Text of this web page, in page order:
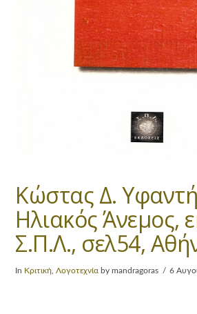
Κώστας Δ.
Ηλιακός Άνεμος,
Σ.Π.Λ., σελ54,
In Κριτική ,Λογοτεχνία by mandragoras 6